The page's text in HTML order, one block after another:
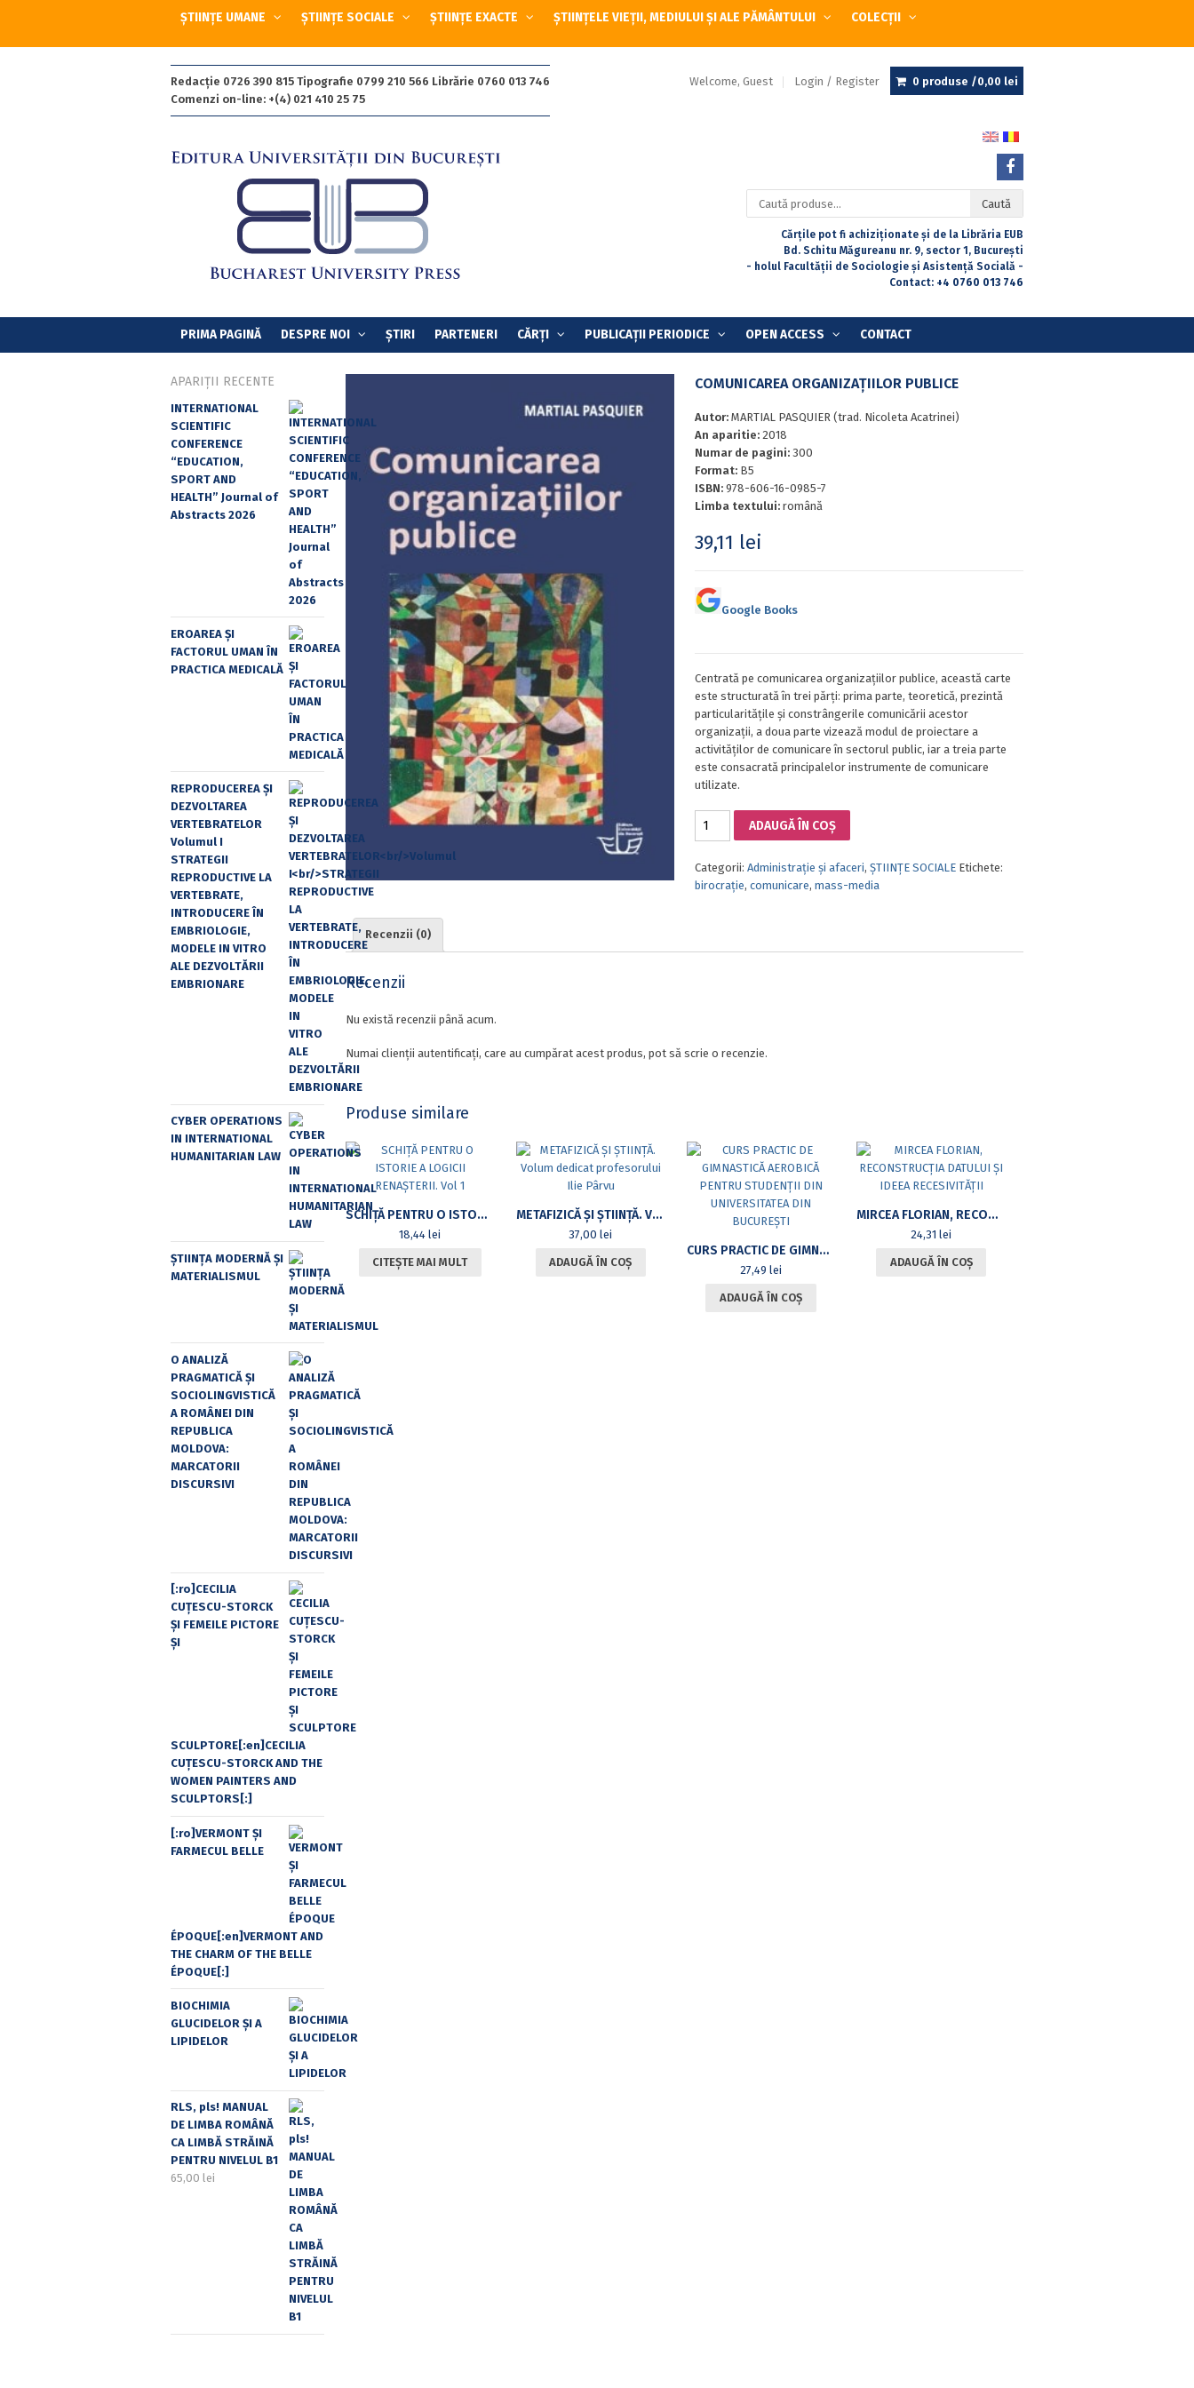
ȘTIINȚE UMANE ȘTIINȚE SOCIALE ȘTIINȚE EXACTE ȘTIINȚELE VIEȚII, MEDIULUI ȘI ALE PĂMÂNTULUI COLECȚII
Redacție 0726 390 815 Tipografie 0799 210 566 Librărie 0760 013 746
Comenzi on-line: +(4) 021 410 25 75
Welcome, Guest Login / Register 0 produse /0,00 lei
Caută
după:
Caută
Cărțile pot fi achiziționate și de la Librăria EUB
Bd. Schitu Măgureanu nr. 9, sector 1, București
- holul Facultății de Sociologie și Asistență Socială -
Contact: +4 0760 013 746
PRIMA PAGINĂ DESPRE NOI ȘTIRI PARTENERI CĂRȚI PUBLICAȚII PERIODICE OPEN ACCESS CONTACT
COMUNICAREA ORGANIZAȚIILOR PUBLICE
Autor: MARTIAL PASQUIER (trad. Nicoleta Acatrinei)
An aparitie: 2018
Numar de pagini: 300
Format: B5
ISBN: 978-606-16-0985-7
Limba textului: română
39,11 lei
Google Books
Centrată pe comunicarea organizațiilor publice, această carte
este structurată în trei părți: prima parte, teoretică, prezintă
particularitățile și constrângerile comunicării acestor
organizații, a doua parte vizează modul de proiectare a
activităților de comunicare în sectorul public, iar a treia parte
este consacrată principalelor instrumente de comunicare
utilizate.
Cantitate
COMUNICAREA
PUBLICE
ADAUGĂ ÎN COȘ
Categorii: Administrație și afaceri, ȘTIINȚE SOCIALE Etichete:
birocrație, comunicare, mass-media
Recenzii (0)
Recenzii
Nu există recenzii până acum.
Numai clienții autentificați, care au cumpărat acest produs, pot să scrie o recenzie.
Produse similare
SCHIȚĂ PENTRU O ISTORIE A LOGICII RENAȘTERII. VOL 1
18,44 lei
CITEȘTE MAI MULT
METAFIZICĂ ȘI ȘTIINȚĂ. VOLUM DEDICAT PROFESORULUI ILIE PÂRVU
37,00 lei
ADAUGĂ ÎN COȘ
CURS PRACTIC DE GIMNASTICĂ AEROBICĂ PENTRU STUDENȚII DIN UNIVERSITATEA DIN BUCUREȘTI
27,49 lei
ADAUGĂ ÎN COȘ
MIRCEA FLORIAN, RECONSTRUCȚIA DATULUI ȘI IDEEA RECESIVITĂȚII
24,31 lei
ADAUGĂ ÎN COȘ
APARIȚII RECENTE
INTERNATIONAL
SCIENTIFIC
CONFERENCE
“EDUCATION,
SPORT AND
HEALTH” Journal of
Abstracts 2026
EROAREA ȘI
FACTORUL UMAN ÎN
PRACTICA MEDICALĂ
REPRODUCEREA ȘI
DEZVOLTAREA
VERTEBRATELOR
Volumul I
STRATEGII
REPRODUCTIVE LA
VERTEBRATE,
INTRODUCERE ÎN
EMBRIOLOGIE,
MODELE IN VITRO
ALE DEZVOLTĂRII
EMBRIONARE
CYBER OPERATIONS
IN INTERNATIONAL
HUMANITARIAN LAW
ȘTIINȚA MODERNĂ ȘI
MATERIALISMUL
O ANALIZĂ
PRAGMATICĂ ȘI
SOCIOLINGVISTICĂ
A ROMÂNEI DIN
REPUBLICA
MOLDOVA:
MARCATORII
DISCURSIVI
[:ro]CECILIA
CUŢESCU-STORCK
ŞI FEMEILE PICTORE
ŞI
SCULPTORE[:en]CECILIA
CUŢESCU-STORCK AND THE
WOMEN PAINTERS AND
SCULPTORS[:]
[:ro]VERMONT ȘI
FARMECUL BELLE
ÉPOQUE[:en]VERMONT AND
THE CHARM OF THE BELLE
ÉPOQUE[:]
BIOCHIMIA
GLUCIDELOR ȘI A
LIPIDELOR
RLS, pls! MANUAL
DE LIMBA ROMÂNĂ
CA LIMBĂ STRĂINĂ
PENTRU NIVELUL B1
65,00 lei